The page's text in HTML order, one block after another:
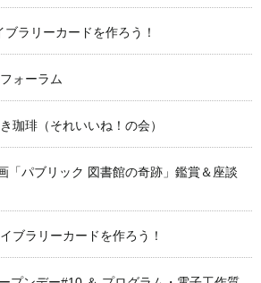
ラリーカードを作ろう！
ォーラム
珈琲（それいいね！の会）
「パブリック 図書館の奇跡」鑑賞＆座談
ブラリーカードを作ろう！